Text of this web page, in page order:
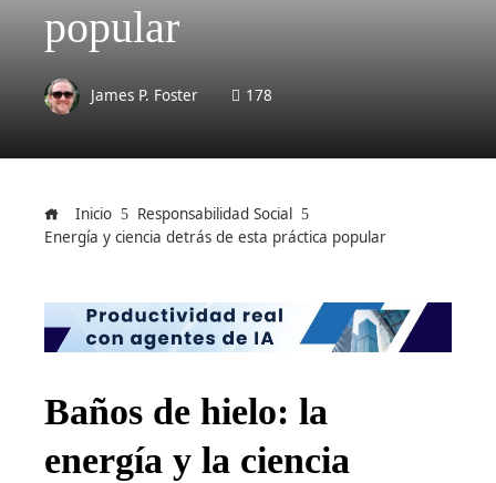
popular
James P. Foster 178
Inicio
Responsabilidad Social
Energía y ciencia detrás de esta práctica popular
Baños de hielo: la
energía y la ciencia